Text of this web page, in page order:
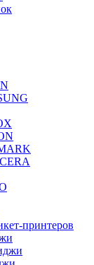
принтеров